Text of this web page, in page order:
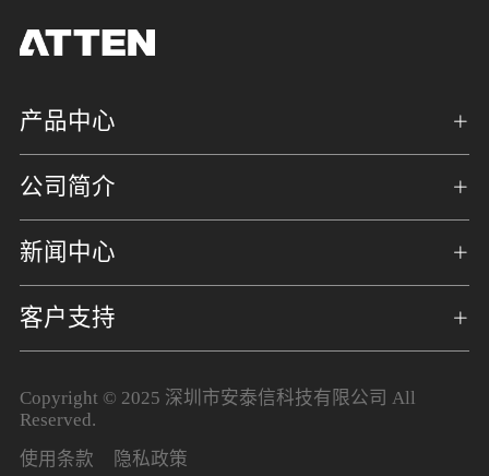
产品中心
公司简介
新闻中心
客户支持
Copyright © 2025 深圳市安泰信科技有限公司 All
Reserved.
使用条款
隐私政策